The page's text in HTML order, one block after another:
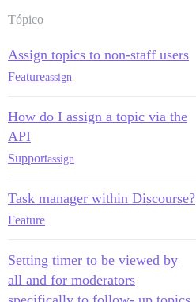
Tópico
Assign topics to non-staff users
Featureassign
How do I assign a topic via the
API
Supportassign
Task manager within Discourse?
Feature
Setting timer to be viewed by
all and for moderators